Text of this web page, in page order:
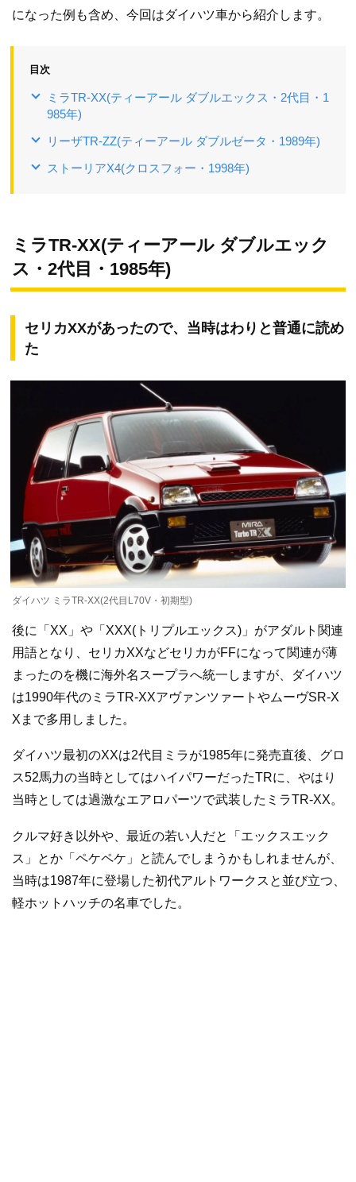
になった例も含め、今回はダイハツ車から紹介します。
目次
ミラTR-XX(ティーアール ダブルエックス・2代目・1
985年)
リーザTR-ZZ(ティーアール ダブルゼータ・1989年)
ストーリアX4(クロスフォー・1998年)
ミラTR-XX(ティーアール ダブルエック
ス・2代目・1985年)
セリカXXがあったので、当時はわりと普通に読め
た
ダイハツ ミラTR-XX(2代目L70V・初期型)
後に「XX」や「XXX(トリプルエックス)」がアダルト関連
用語となり、セリカXXなどセリカがFFになって関連が薄
まったのを機に海外名スープラへ統一しますが、ダイハツ
は1990年代のミラTR-XXアヴァンツァートやムーヴSR-X
Xまで多用しました。
ダイハツ最初のXXは2代目ミラが1985年に発売直後、グロ
ス52馬力の当時としてはハイパワーだったTRに、やはり
当時としては過激なエアロパーツで武装したミラTR-XX。
クルマ好き以外や、最近の若い人だと「エックスエック
ス」とか「ペケペケ」と読んでしまうかもしれませんが、
当時は1987年に登場した初代アルトワークスと並び立つ、
軽ホットハッチの名車でした。